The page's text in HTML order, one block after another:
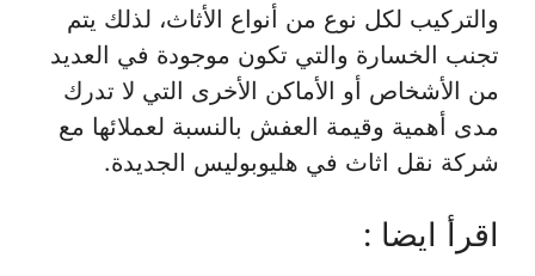
والتركيب لكل نوع من أنواع الأثاث، لذلك يتم
تجنب الخسارة والتي تكون موجودة في العديد
من الأشخاص أو الأماكن الأخرى التي لا تدرك
مدى أهمية وقيمة العفش بالنسبة لعملائها مع
شركة نقل اثاث في هليوبوليس الجديدة.
اقرأ ايضا :